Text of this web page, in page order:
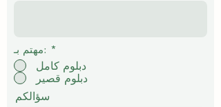
مهتم بـ: *
دبلوم كامل
دبلوم قصير
سؤالكم